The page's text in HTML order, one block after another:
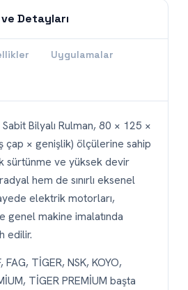
ve Detayları
Uygulamalar
Bilyalı Rulman, 80 × 125 ×
çap × genişlik) ölçülerine sahip
sürtünme ve yüksek devir
hem de sınırlı eksenel
elektrik motorları,
genel makine imalatında
edilir.
TİGER, NSK, KOYO,
TİGER PREMİUM başta